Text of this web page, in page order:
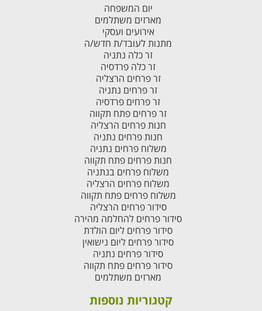
יום המשפחה
מארזים משתלמים
אירועים ועסקי
מתנות לעובד/ת חדש/ה
זר כלה נתניה
זר כלה פרדסיה
זר פרחים הרצליה
זר פרחים נתניה
זר פרחים פרדסיה
זר פרחים פתח תקווה
חנות פרחים הרצליה
חנות פרחים נתניה
משלוח פרחים נתניה
חנות פרחים פתח תקווה
משלוח פרחים בנתניה
משלוח פרחים הרצליה
משלוח פרחים פתח תקווה
סידור פרחים הרצליה
סידור פרחים להחלמה מהירה
סידור פרחים ליום הולדת
סידור פרחים ליום נישואין
סידור פרחים נתניה
סידור פרחים פתח תקווה
מארזים משתלמים
קטגוריות נוספות